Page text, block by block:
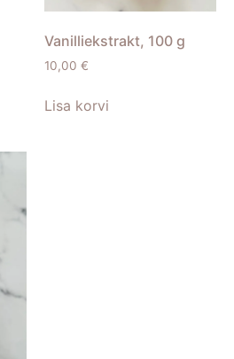
Vanilliekstrakt, 100 g
10,00 €
Lisa korvi